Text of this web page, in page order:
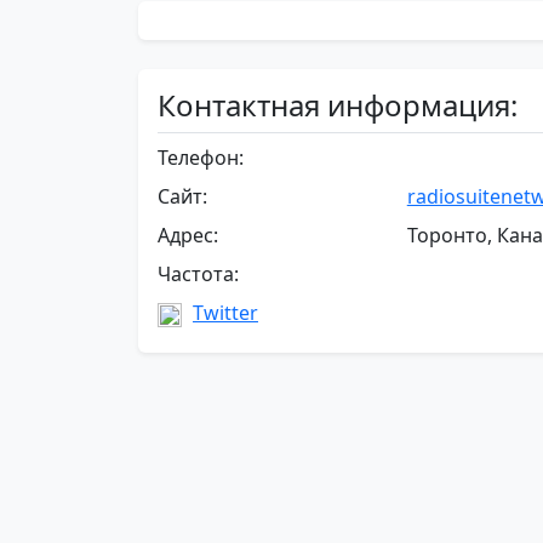
Контактная информация:
Телефон:
Сайт:
Адрес:
Торонто,
Частота:
Twitter